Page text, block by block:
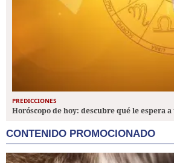
PREDICCIONES
Horóscopo de hoy: descubre qué le espera
CONTENIDO PROMOCIONADO